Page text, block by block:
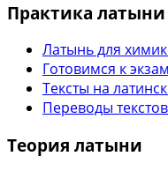
Практика латыни
Латынь для
Готовимся к
Тексты на
Переводы текстов
Теория латыни